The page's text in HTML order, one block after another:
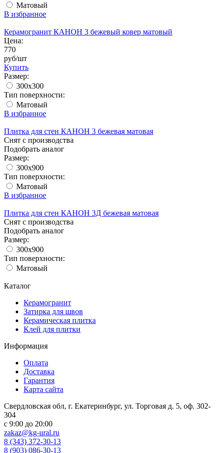
Матовый
В избранное
Керамогранит КАНОН 3 бежевый ковер матовый
Цена:
770
руб/шт
Купить
Размер:
300x300
Тип поверхности:
Матовый
В избранное
Плитка для стен КАНОН 3 бежевая матовая
Снят с производства
Подобрать аналог
Размер:
300x900
Тип поверхности:
Матовый
В избранное
Плитка для стен КАНОН 3Д бежевая матовая
Снят с производства
Подобрать аналог
Размер:
300x900
Тип поверхности:
Матовый
Каталог
Керамогранит
Затирка для швов
Керамическая плитка
Клей для плитки
Информация
Оплата
Доставка
Гарантия
Карта сайта
Свердловская обл, г. Екатеринбург, ул. Торговая д. 5, оф. 302-
304
c 9:00 до 20:00
zakaz@kg-ural.ru
8 (343) 372-30-13
8 (903) 086-30-13